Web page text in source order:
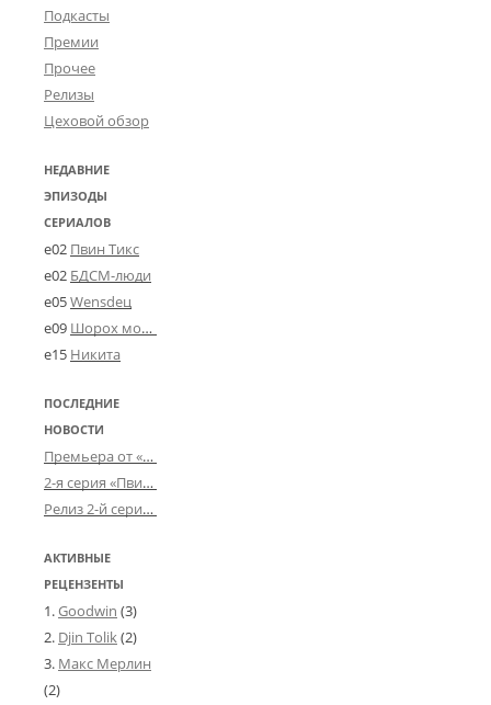
Подкасты
Премии
Прочее
Релизы
Цеховой обзор
НЕДАВНИЕ
ЭПИЗОДЫ
СЕРИАЛОВ
e02 Пвин Тикс
e02 БДСМ-люди
e05Wensdeц
e09 Шорох мозговины
e15 Никита
ПОСЛЕДНИЕ
НОВОСТИ
Премьера от «Усталого королевства»: «Игорь начал»
2-я серия «Пвин Тикса» от 2-D
Релиз 2-й серии «БДСМ-людей» от «Аркада Фильм»
АКТИВНЫЕ
РЕЦЕНЗЕНТЫ
Goodwin (3)
Djin Tolik(2)
Макс Мерлин
(2)